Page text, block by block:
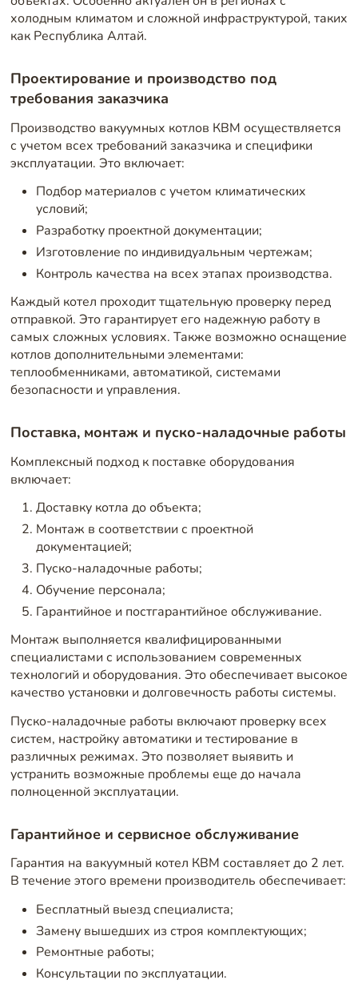
холодным климатом и сложной инфраструктурой, таких
как Республика Алтай.
Проектирование и производство под
требования заказчика
Производство вакуумных котлов КВМ осуществляется
с учетом всех требований заказчика и специфики
эксплуатации. Это включает:
Подбор материалов с учетом климатических
условий;
Разработку проектной документации;
Изготовление по индивидуальным чертежам;
Контроль качества на всех этапах производства.
Каждый котел проходит тщательную проверку перед
отправкой. Это гарантирует его надежную работу в
самых сложных условиях. Также возможно оснащение
котлов дополнительными элементами:
теплообменниками, автоматикой, системами
безопасности и управления.
Поставка, монтаж и пуско-наладочные работы
Комплексный подход к поставке оборудования
включает:
Доставку котла до объекта;
Монтаж в соответствии с проектной
документацией;
Пуско-наладочные работы;
Обучение персонала;
Гарантийное и постгарантийное обслуживание.
Монтаж выполняется квалифицированными
специалистами с использованием современных
технологий и оборудования. Это обеспечивает высокое
качество установки и долговечность работы системы.
Пуско-наладочные работы включают проверку всех
систем, настройку автоматики и тестирование в
различных режимах. Это позволяет выявить и
устранить возможные проблемы еще до начала
полноценной эксплуатации.
Гарантийное и сервисное обслуживание
Гарантия на вакуумный котел КВМ составляет до 2 лет.
В течение этого времени производитель обеспечивает:
Бесплатный выезд специалиста;
Замену вышедших из строя комплектующих;
Ремонтные работы;
Консультации по эксплуатации.